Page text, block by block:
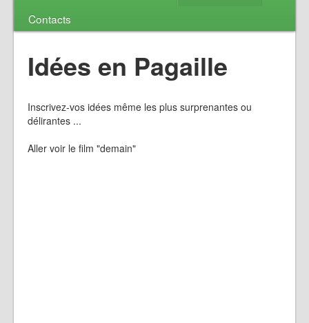
Contacts
Idées en Pagaille
Inscrivez-vos idées même les plus surprenantes ou
délirantes ...
Aller voir le film "demain"